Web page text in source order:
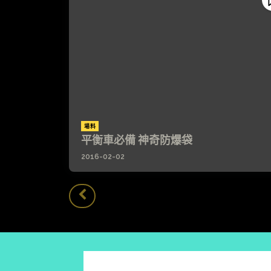
場料
平衡車必備 神奇防爆袋
2016-02-02